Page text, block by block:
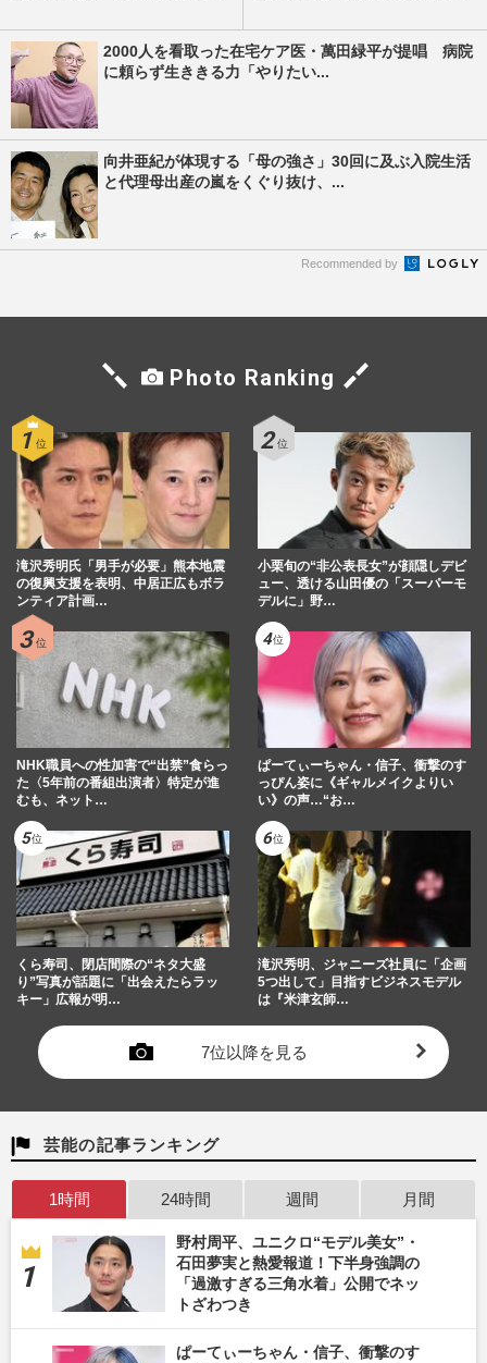
2000人を看取った在宅ケア医・萬田緑平が提唱 病院
に頼らず生ききる力「やりたい...
向井亜紀が体現する「母の強さ」30回に及ぶ入院生活
と代理母出産の嵐をくぐり抜け、...
Recommended by
Photo Ranking
滝沢秀明氏「男手が必要」熊本地震
の復興支援を表明、中居正広もボラ
ンティア計画…
小栗旬の“非公表長女”が顔隠しデビ
ュー、透ける山田優の「スーパーモ
デルに」野…
NHK職員への性加害で“出禁”食らっ
た〈5年前の番組出演者〉特定が進
むも、ネット…
ぱーてぃーちゃん・信子、衝撃のす
っぴん姿に《ギャルメイクよりい
い》の声…“お…
くら寿司、閉店間際の“ネタ大盛
り”写真が話題に「出会えたらラッ
キー」広報が明…
滝沢秀明、ジャニーズ社員に「企画
5つ出して」目指すビジネスモデル
は『米津玄師…
7位以降を見る
芸能の記事ランキング
1時間 24時間 週間 月間
野村周平、ユニクロ“モデル美女”・
石田夢実と熱愛報道！下半身強調の
「過激すぎる三角水着」公開でネッ
トざわつき
ぱーてぃーちゃん・信子、衝撃のす